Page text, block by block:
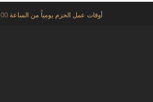
أوقات عمل الحزم يومياً من الساعة 09:00 صباحاً حتى 01:00 فجرا